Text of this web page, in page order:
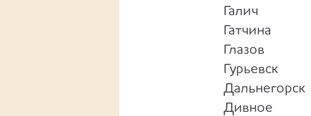
Галич
Гатчина
Глазов
Гурьевск
Дальнегорск
Дивное